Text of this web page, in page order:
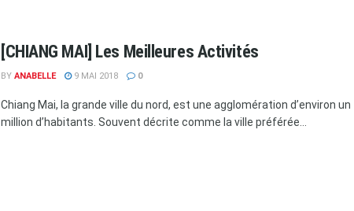
[CHIANG MAI] Les Meilleures Activités
BY ANABELLE 9 MAI 2018 0
Chiang Mai, la grande ville du nord, est une agglomération d’environ un
million d’habitants. Souvent décrite comme la ville préférée...